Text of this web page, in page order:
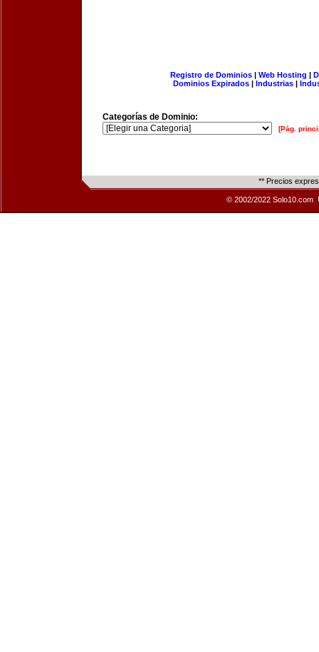
Registro de Dominios| Web Hosting |
Dominios Expirados | Industrias |
Categorías de Dominio:
[Pág.
** Precios
© 2002/2022 Solo10.com